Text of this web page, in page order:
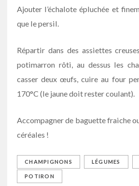
Ajouter l’échalote épluchée et
que le persil.
Répartir dans des assiettes
potimarron rôti, au dessus les
casser deux œufs, cuire au four
170°C (le jaune doit rester coulant).
Accompagner de baguette fraiche
céréales !
CHAMPIGNONS LÉGUMES
POTIRON